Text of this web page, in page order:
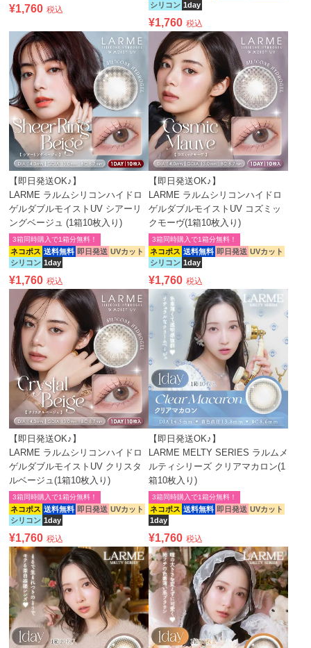
¥1,760 税込
シリコン 1day
¥1,760 税込
【即日発送OK♪】
LARME ラルムシリコンハイドロ
ゲルダブルモイストUV シアーリ
ングベージュ (1箱10枚入り)
ネコポス 送料無料 即日発送 UVカット
シリコン 1day
3箱同時購入で1箱分無料！
¥1,760 税込
【即日発送OK♪】
LARME ラルムシリコンハイドロ
ゲルダブルモイストUV コズミッ
クモーヴ(1箱10枚入り)
ネコポス 送料無料 即日発送 UVカット
シリコン 1day
3箱同時購入で1箱分無料！
¥1,760 税込
【即日発送OK♪】
LARME ラルムシリコンハイドロ
ゲルダブルモイストUV クリスタ
ルベージュ(1箱10枚入り)
ネコポス 送料無料 即日発送 UVカット
シリコン 1day
3箱同時購入で1箱分無料！
¥1,760 税込
【即日発送OK♪】
LARME MELTY SERIES ラルムメ
ルティシリーズ クリアマカロン(1
箱10枚入り)
ネコポス 送料無料 即日発送 UVカット
1day
3箱同時購入で1箱分無料！
¥1,760 税込